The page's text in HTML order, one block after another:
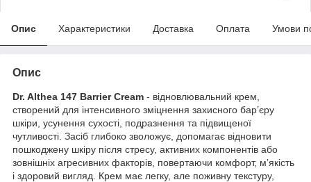
Опис Характеристики Доставка Оплата Умови
Опис
Dr. Althea 147 Barrier Cream - відновлювальний крем,
створений для інтенсивного зміцнення захисного бар’єру
шкіри, усунення сухості, подразнення та підвищеної
чутливості. Засіб глибоко зволожує, допомагає відновити
пошкоджену шкіру після стресу, активних компонентів або
зовнішніх агресивних факторів, повертаючи комфорт, м’якість
і здоровий вигляд. Крем має легку, але поживну текстуру,